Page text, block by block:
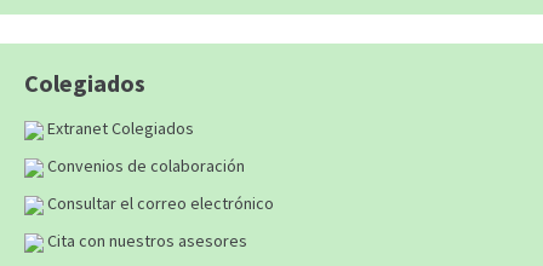
Colegiados
Extranet Colegiados
Convenios de colaboración
Consultar el correo electrónico
Cita con nuestros asesores